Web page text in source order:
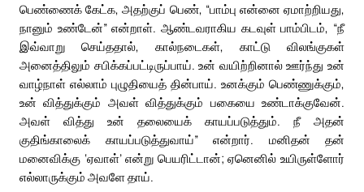
பெண்ணைக் கேட்க, அதற்குப் பெண், “பாம்பு என்னை ஏமாற்றியது,
நானும் உண்டேன்” என்றாள். ஆண்டவராகிய கடவுள் பாம்பிடம், “நீ
இவ்வாறு செய்ததால், கால்நடைகள், காட்டு விலங்குகள்
அனைத்திலும் சபிக்கப்பட்டிருப்பாய். உன் வயிற்றினால் ஊர்ந்து உன்
வாழ்நாள் எல்லாம் புழுதியைத் தின்பாய். உனக்கும் பெண்ணுக்கும்,
உன் வித்துக்கும் அவள் வித்துக்கும் பகையை உண்டாக்குவேன்.
அவள் வித்து உன் தலையைக் காயப்படுத்தும். நீ அதன்
குதிங்காலைக் காயப்படுத்துவாய்” என்றார். மனிதன் தன்
மனைவிக்கு ‘ஏவாள்’ என்று பெயரிட்டான்; ஏனெனில் உயிருள்ளோர்
எல்லாருக்கும் அவளே தாய்.